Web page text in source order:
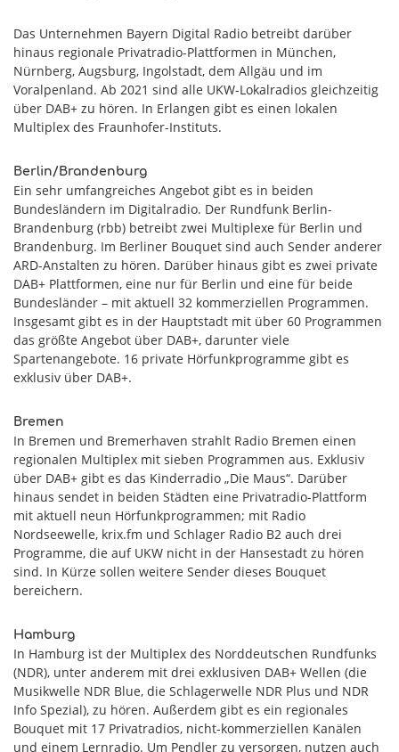
Das Unternehmen Bayern Digital Radio betreibt darüber
hinaus regionale Privatradio-Plattformen in München,
Nürnberg, Augsburg, Ingolstadt, dem Allgäu und im
Voralpenland. Ab 2021 sind alle UKW-Lokalradios gleichzeitig
über DAB+ zu hören. In Erlangen gibt es einen lokalen
Multiplex des Fraunhofer-Instituts.
Berlin/Brandenburg
Ein sehr umfangreiches Angebot gibt es in beiden
Bundesländern im Digitalradio. Der Rundfunk Berlin-
Brandenburg (rbb) betreibt zwei Multiplexe für Berlin und
Brandenburg. Im Berliner Bouquet sind auch Sender anderer
ARD-Anstalten zu hören. Darüber hinaus gibt es zwei private
DAB+ Plattformen, eine nur für Berlin und eine für beide
Bundesländer – mit aktuell 32 kommerziellen Programmen.
Insgesamt gibt es in der Hauptstadt mit über 60 Programmen
das größte Angebot über DAB+, darunter viele
Spartenangebote. 16 private Hörfunkprogramme gibt es
exklusiv über DAB+.
Bremen
In Bremen und Bremerhaven strahlt Radio Bremen einen
regionalen Multiplex mit sieben Programmen aus. Exklusiv
über DAB+ gibt es das Kinderradio „Die Maus“. Darüber
hinaus sendet in beiden Städten eine Privatradio-Plattform
mit aktuell neun Hörfunkprogrammen; mit Radio
Nordseewelle, krix.fm und Schlager Radio B2 auch drei
Programme, die auf UKW nicht in der Hansestadt zu hören
sind. In Kürze sollen weitere Sender dieses Bouquet
bereichern.
Hamburg
In Hamburg ist der Multiplex des Norddeutschen Rundfunks
(NDR), unter anderem mit drei exklusiven DAB+ Wellen (die
Musikwelle NDR Blue, die Schlagerwelle NDR Plus und NDR
Info Spezial), zu hören. Außerdem gibt es ein regionales
Bouquet mit 17 Privatradios, nicht-kommerziellen Kanälen
und einem Lernradio. Um Pendler zu versorgen, nutzen auch